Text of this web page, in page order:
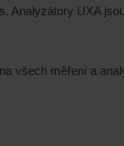
Analyzátory UXA
všech měření a